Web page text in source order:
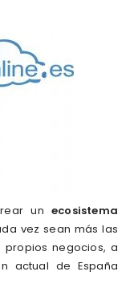
un ecosistema
vez sean más las
negocios, a
actual de España